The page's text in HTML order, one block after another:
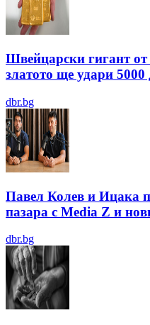
Швейцарски гигант от
златото ще удари 5000
dbr.bg
Павел Колев и Ицака
пазара с Media Z и
dbr.bg